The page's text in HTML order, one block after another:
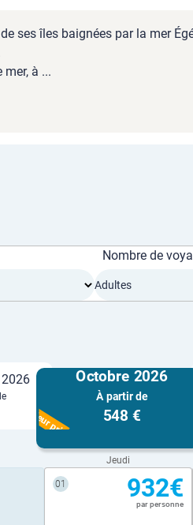
ses îles baignées par la mer
à ...
Nombre de
Adultes
Octobre 2026
À partir de
548 €
Meilleur prix
Jeudi
01 932€
par personne